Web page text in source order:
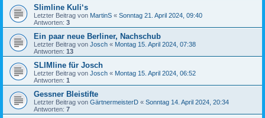
Slimline Kuli‘s
Letzter Beitrag von MartinS « Sonntag 21. April 2024, 09:40
Antworten: 3
Ein paar neue Berliner, Nachschub
Letzter Beitrag von Josch « Montag 15. April 2024, 07:38
Antworten: 13
SLIMline für Josch
Letzter Beitrag von Josch « Montag 15. April 2024, 06:52
Antworten: 1
Gessner Bleistifte
Letzter Beitrag von GärtnermeisterD « Sonntag 14. April 2024, 20:34
Antworten: 7